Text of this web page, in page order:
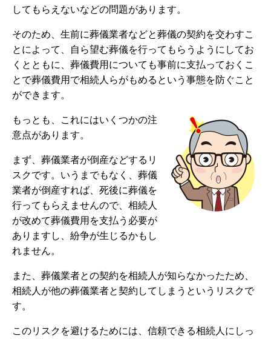
してもらえないなどの問題があります。
そのため、生前に葬儀業者などと葬儀の契約を交わすこ
とによって、自ら望む葬儀を行ってもらうようにしてお
くとともに、葬儀費用についても事前に支払っておくこ
とで葬儀費用で相続人らがもめるという事態を防ぐこと
ができます。
もっとも、これにはいくつかの注
意点があります。
まず、葬儀業者が倒産などするリ
スクです。いうまでもなく、葬儀
業者が倒産すれば、死後に葬儀を
行ってもらえませんので、相続人
が改めて葬儀費用を支払う必要が
ありますし、紛争が生じるかもし
れません。
また、葬儀業者との契約を相続人が知らなかったため、
相続人が他の葬儀業者と契約してしまうというリスクで
す。
このリスクを避けるためには、信頼できる相続人にしっ